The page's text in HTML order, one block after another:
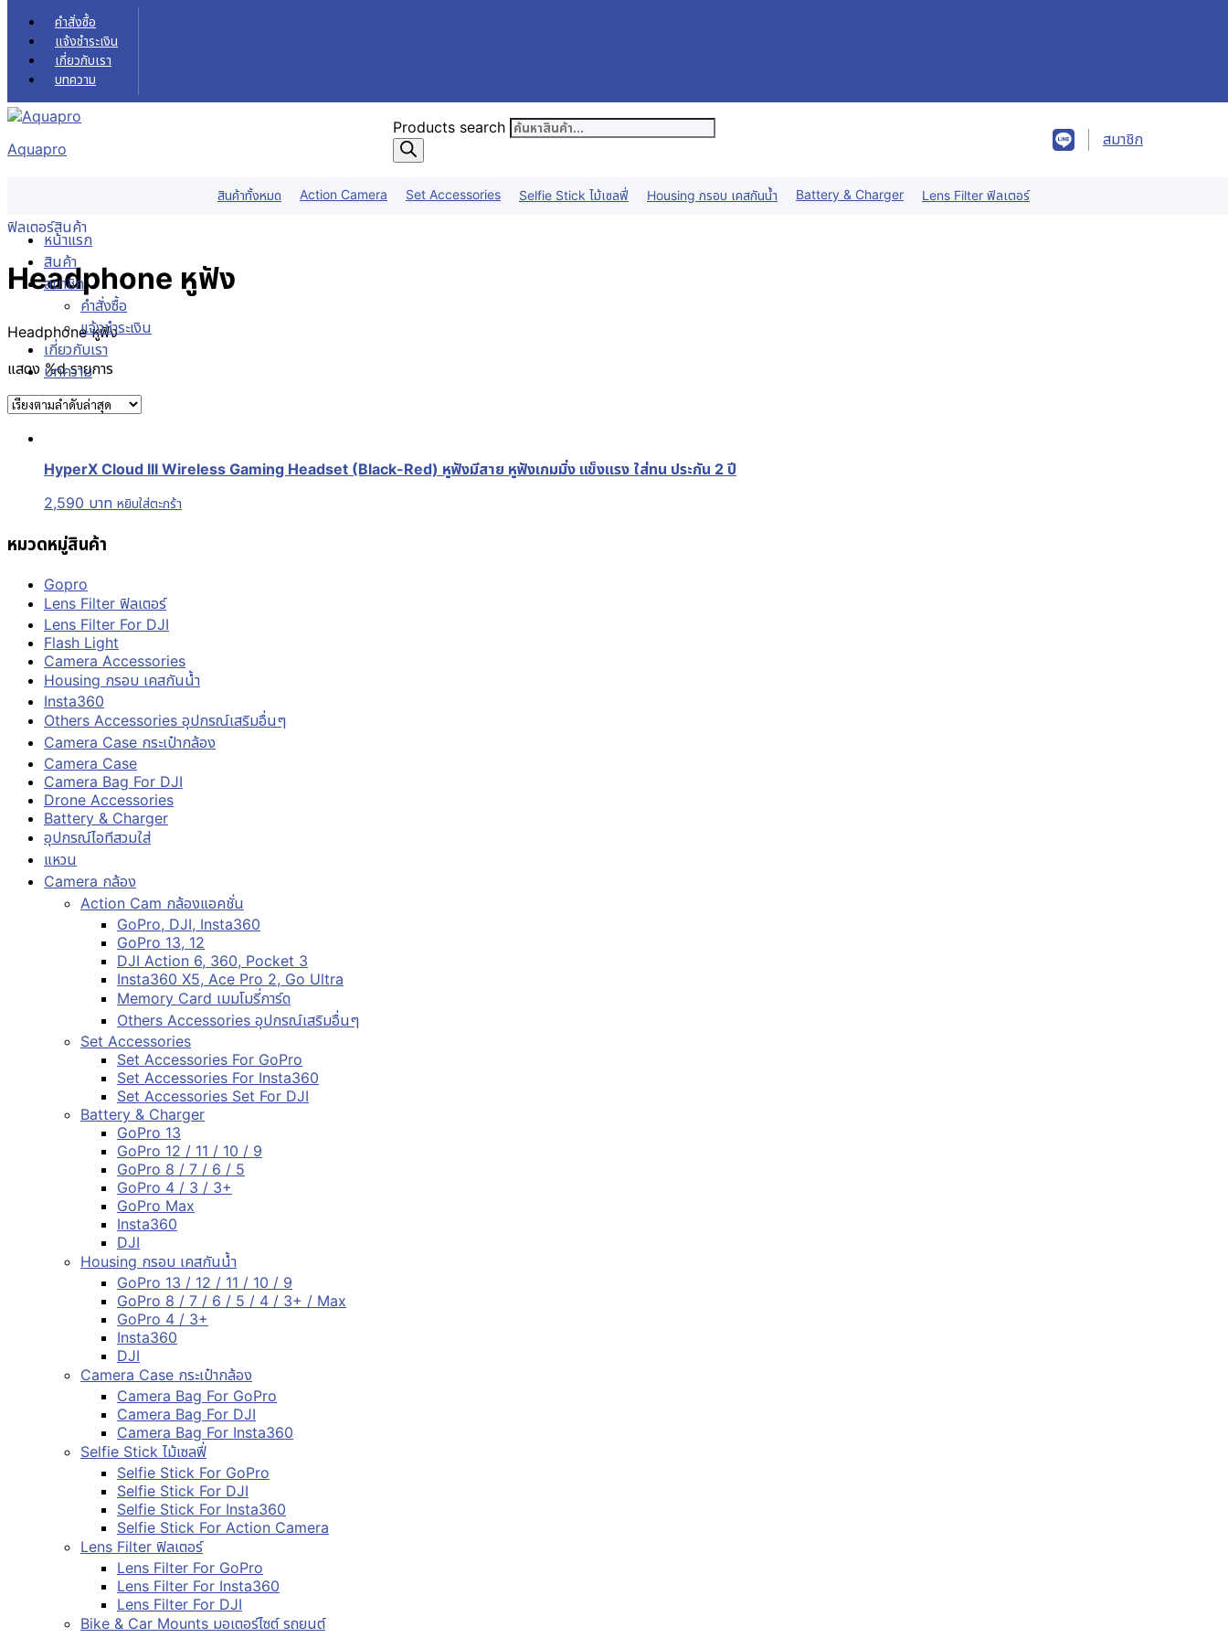
Skip to content
คำสั่งซื้อ
แจ้งชำระเงิน
เกี่ยวกับเรา
บทความ
Aquapro
Products search
สมาชิก
สินค้าทั้งหมด Action Camera Set Accessories Selfie Stick ไม้เซลฟี่ Housing กรอบ เคสกันน้ำ Battery & Charger Lens Filter ฟิลเตอร์
หน้าแรก
สินค้า
สมาชิก
คำสั่งซื้อ
แจ้งชำระเงิน
เกี่ยวกับเรา
บทความ
Pc Gear คอมพิวเตอร์ Headphone หูฟัง
ฟิลเตอร์สินค้า
Headphone หูฟัง
Headphone หูฟัง
แสดง %d รายการ
HyperX Cloud III Wireless Gaming Headset (Black-Red) หูฟังมีสาย หูฟังเกมมิ่ง แข็งแรง ใส่ทน ประกัน 2 ปี
2,590 บาท หยิบใส่ตะกร้า
หมวดหมู่สินค้า
Gopro
Lens Filter ฟิลเตอร์
Lens Filter For DJI
Flash Light
Camera Accessories
Housing กรอบ เคสกันน้ำ
Insta360
Others Accessories อุปกรณ์เสริมอื่นๆ
Camera Case กระเป๋ากล้อง
Camera Case
Camera Bag For DJI
Drone Accessories
Battery & Charger
อุปกรณ์ไอทีสวมใส่
แหวน
Camera กล้อง
Action Cam กล้องแอคชั่น
GoPro, DJI, Insta360
GoPro 13, 12
DJI Action 6, 360, Pocket 3
Insta360 X5, Ace Pro 2, Go Ultra
Memory Card เมมโมรี่การ์ด
Others Accessories อุปกรณ์เสริมอื่นๆ
Set Accessories
Set Accessories For GoPro
Set Accessories For Insta360
Set Accessories Set For DJI
Battery & Charger
GoPro 13
GoPro 12 / 11 / 10 / 9
GoPro 8 / 7 / 6 / 5
GoPro 4 / 3 / 3+
GoPro Max
Insta360
DJI
Housing กรอบ เคสกันน้ำ
GoPro 13 / 12 / 11 / 10 / 9
GoPro 8 / 7 / 6 / 5 / 4 / 3+ / Max
GoPro 4 / 3+
Insta360
DJI
Camera Case กระเป๋ากล้อง
Camera Bag For GoPro
Camera Bag For DJI
Camera Bag For Insta360
Selfie Stick ไม้เซลฟี่
Selfie Stick For GoPro
Selfie Stick For DJI
Selfie Stick For Insta360
Selfie Stick For Action Camera
Lens Filter ฟิลเตอร์
Lens Filter For GoPro
Lens Filter For Insta360
Lens Filter For DJI
Bike & Car Mounts มอเตอร์ไซต์ รถยนต์